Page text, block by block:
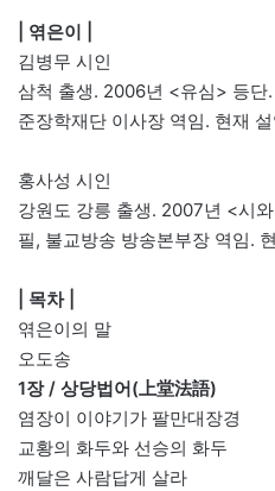
| 엮은이 |
김병무 시인
삼척 출생. 2006년 <유심> 등단
준장학재단 이사장 역임. 현재
홍사성 시인
강원도 강릉 출생. 2007년 <시
필, 불교방송 방송본부장 역임.
| 목차 |
엮은이의 말
오도송
1장 / 상당법어(上堂法語)
염장이 이야기가 팔만대장경
교황의 화두와 선승의 화두
깨달은 사람답게 살라